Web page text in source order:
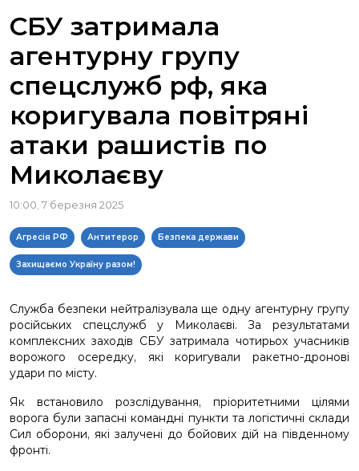
ВІДЕОГАЛЕРЕЯ
КОНТАКТИ ПРЕСЦЕНТРУ
СБУ затримала
агентурну групу
спецслужб рф, яка
коригувала повітряні
атаки рашистів по
Миколаєву
10:00, 7 березня 2025
Агресія РФ Антитерор Безпека держави
Захищаємо Україну разом!
Служба безпеки нейтралізувала ще одну агентурну групу
російських спецслужб у Миколаєві. За результатами
комплексних заходів СБУ затримала чотирьох учасників
ворожого осередку, які коригували ракетно-дронові
удари по місту.
Як встановило розслідування, пріоритетними цілями
ворога були запасні командні пункти та логістичні склади
Сил оборони, які залучені до бойових дій на південному
фронті.